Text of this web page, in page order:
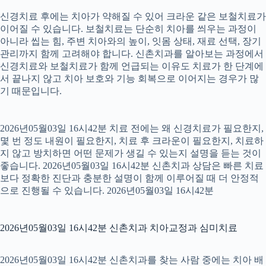
신경치료 후에는 치아가 약해질 수 있어 크라운 같은 보철치료가
이어질 수 있습니다. 보철치료는 단순히 치아를 씌우는 과정이
아니라 씹는 힘, 주변 치아와의 높이, 잇몸 상태, 재료 선택, 장기
관리까지 함께 고려해야 합니다. 신촌치과를 알아보는 과정에서
신경치료와 보철치료가 함께 언급되는 이유도 치료가 한 단계에
서 끝나지 않고 치아 보호와 기능 회복으로 이어지는 경우가 많
기 때문입니다.
2026년05월03일 16시42분 치료 전에는 왜 신경치료가 필요한지,
몇 번 정도 내원이 필요한지, 치료 후 크라운이 필요한지, 치료하
지 않고 방치하면 어떤 문제가 생길 수 있는지 설명을 듣는 것이
좋습니다. 2026년05월03일 16시42분 신촌치과 상담은 빠른 치료
보다 정확한 진단과 충분한 설명이 함께 이루어질 때 더 안정적
으로 진행될 수 있습니다. 2026년05월03일 16시42분
2026년05월03일 16시42분 신촌치과 치아교정과 심미치료
2026년05월03일 16시42분 신촌치과를 찾는 사람 중에는 치아 배